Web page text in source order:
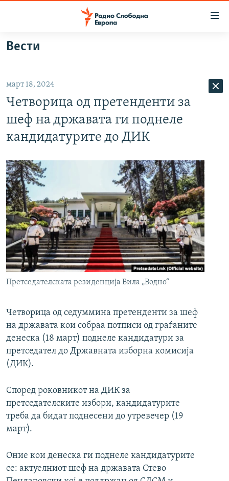
Оди
на
главната
навигација
Премини
на
ВИЗУЕЛНО
ШТО ТРЕБА ДА ЗНАЕТЕ
ПРИЈАВИ СЕ ЗА ЊУЗЛЕТЕР
ПОДКАСТ ЗОШТО?
СЛЕДЕТЕ НЕ
РСЕ веб страници
Вести
март 18, 2024
Четворица од претенденти за
шеф на државата ги поднеле
кандидатурите до ДИК
Претседателската резиденција Вила „Водно“
Четворица од седуммина претенденти за шеф
на државата кои собраа потписи од граѓаните
денеска (18 март) поднеле кандидатури за
претседател до Државната изборна комисија
(ДИК).
Според роковникот на ДИК за
претседателските избори, кандидатурите
треба да бидат поднесени до утревечер (19
март).
Оние кои денеска ги поднеле кандидатурите
се: актуелниот шеф на државата Стево